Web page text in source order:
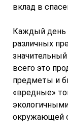
вклад в
Каждый день
различных
всего это
предметы и
«вредные»
окружающей